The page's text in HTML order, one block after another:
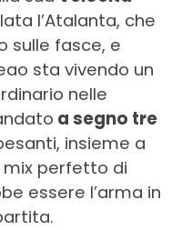
l’Atalanta, che
sulle fasce, e
sta vivendo un
nelle
a segno tre
insieme a
perfetto di
essere l’arma in